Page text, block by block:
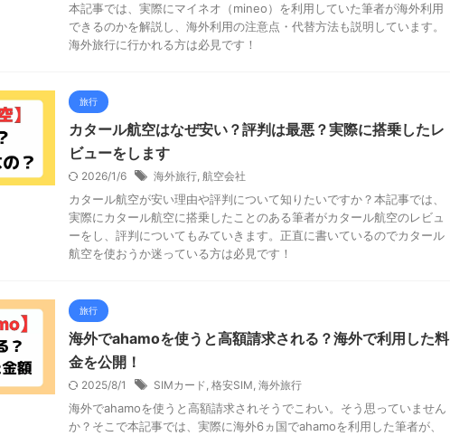
本記事では、実際にマイネオ（mineo）を利用していた筆者が海外利用
できるのかを解説し、海外利用の注意点・代替方法も説明しています。
海外旅行に行かれる方は必見です！
旅行
カタール航空はなぜ安い？評判は最悪？実際に搭乗したレ
ビューをします
2026/1/6 海外旅行, 航空会社
カタール航空が安い理由や評判について知りたいですか？本記事では、
実際にカタール航空に搭乗したことのある筆者がカタール航空のレビュ
ーをし、評判についてもみていきます。正直に書いているのでカタール
航空を使おうか迷っている方は必見です！
旅行
海外でahamoを使うと高額請求される？海外で利用した料
金を公開！
2025/8/1 SIMカード, 格安SIM, 海外旅行
海外でahamoを使うと高額請求されそうでこわい。そう思っていません
か？そこで本記事では、実際に海外6ヵ国でahamoを利用した筆者が、